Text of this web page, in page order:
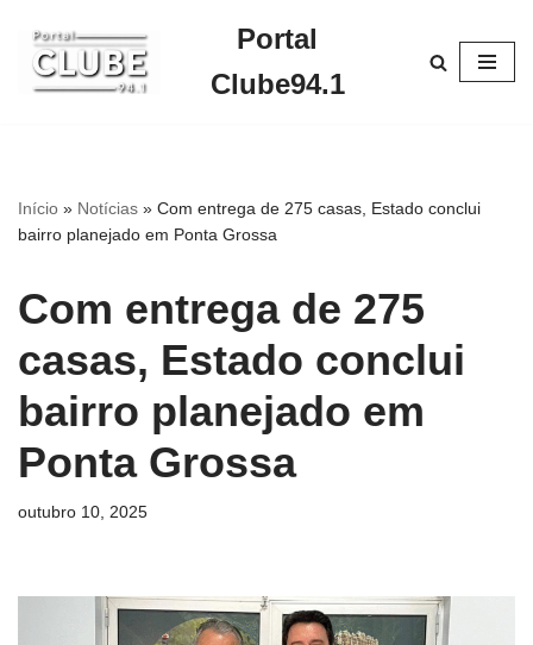
Pular
para
Portal
Clube94.1
Início » Notícias » Com entrega de 275 casas, Estado conclui
bairro planejado em Ponta Grossa
Com entrega de 275
casas, Estado conclui
bairro planejado em
Ponta Grossa
outubro 10, 2025